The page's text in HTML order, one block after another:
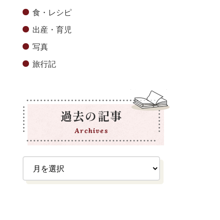
食・レシピ
出産・育児
写真
旅行記
過去の記事
Archives